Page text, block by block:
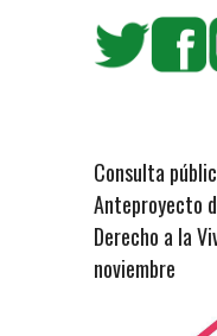
Consulta
Anteproyecto
Derecho a la
noviembre